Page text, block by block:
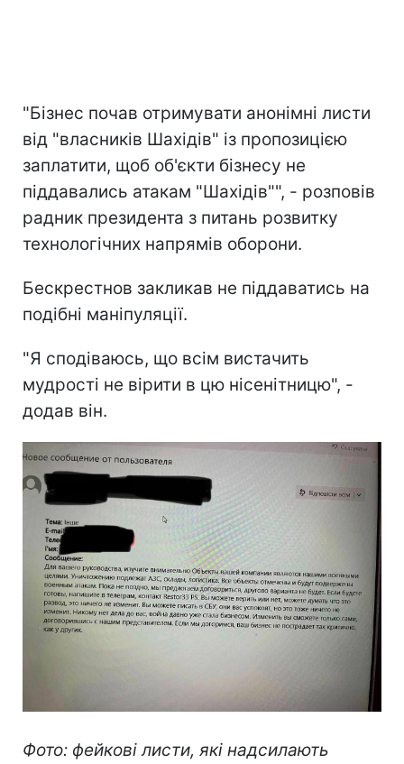
"Бізнес почав отримувати анонімні листи
від "власників Шахідів" із пропозицією
заплатити, щоб об'єкти бізнесу не
піддавались атакам "Шахідів"", - розповів
радник президента з питань розвитку
технологічних напрямів оборони.
Бескрестнов закликав не піддаватись на
подібні маніпуляції.
"Я сподіваюсь, що всім вистачить
мудрості не вірити в цю нісенітницю", -
додав він.
Фото: фейкові листи, які надсилають